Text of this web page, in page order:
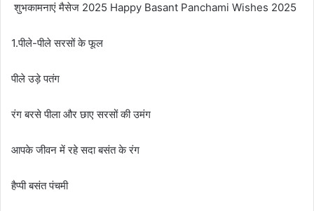
शुभकामनाएं मैसेज 2025 Happy Basant Panchami Wishes 2025
1.पीले-पीले सरसों के फूल
पीले उड़े पतंग
रंग बरसे पीला और छाए सरसों की उमंग
आपके जीवन में रहे सदा बसंत के रंग
हैप्पी बसंत पंचमी